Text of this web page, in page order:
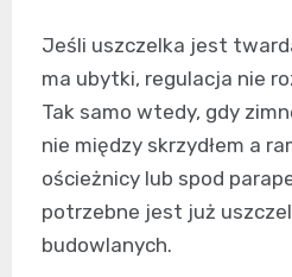
Jeśli uszczelka jest
ma ubytki, regulacja nie
Tak samo wtedy, gdy
nie między skrzydłem a
ościeżnicy lub spod
potrzebne jest już
budowlanych.